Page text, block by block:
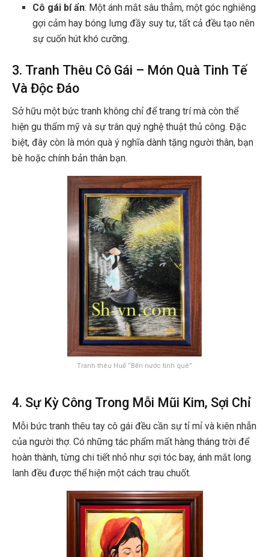
Cô gái bí ẩn: Một ánh mắt sâu thẳm, một góc nghiêng
gợi cảm hay bóng lưng đầy suy tư, tất cả đều tạo nên
sự cuốn hút khó cưỡng.
3. Tranh Thêu Cô Gái – Món Quà Tinh Tế
Và Độc Đáo
Sở hữu một bức tranh không chỉ để trang trí mà còn thể
hiện gu thẩm mỹ và sự trân quý nghệ thuật thủ công. Đặc
biệt, đây còn là món quà ý nghĩa dành tặng người thân, bạn
bè hoặc chính bản thân bạn.
Tranh thêu Huế “Bến nước tình quê”
4. Sự Kỳ Công Trong Mỗi Mũi Kim, Sợi Chỉ
Mỗi bức tranh thêu tay cô gái đều cần sự tỉ mỉ và kiên nhẫn
của người thợ. Có những tác phẩm mất hàng tháng trời để
hoàn thành, từng chi tiết nhỏ như sợi tóc bay, ánh mắt long
lanh đều được thể hiện một cách trau chuốt.